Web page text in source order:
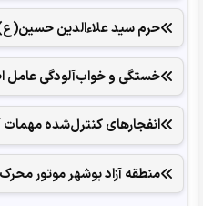
حرم سید علاءالدین حسین(ع)
خستگی و خواب‌آلودگی عامل
انفجارهای ‌کنترل‌شده ‌مهمات
منطقه آزاد بوشهر موتور